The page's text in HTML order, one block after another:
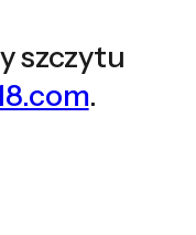
szczytu
.